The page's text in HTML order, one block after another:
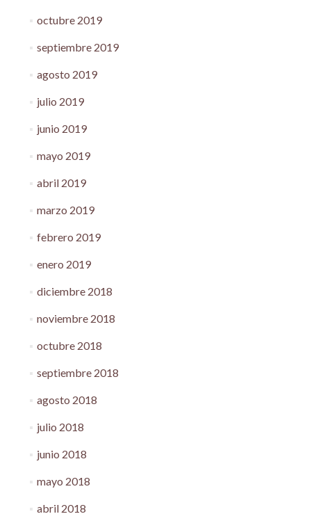
octubre 2019
septiembre 2019
agosto 2019
julio 2019
junio 2019
mayo 2019
abril 2019
marzo 2019
febrero 2019
enero 2019
diciembre 2018
noviembre 2018
octubre 2018
septiembre 2018
agosto 2018
julio 2018
junio 2018
mayo 2018
abril 2018